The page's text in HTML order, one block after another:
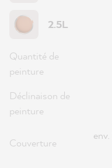
2.5L
Quantité de
peinture
Déclinaison de
peinture
Couverture
env.